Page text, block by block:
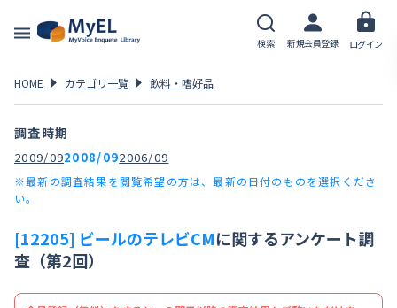
検索 新規会員登録 ログイン
HOME カテゴリ一覧 飲料・嗜好品
調査時期
2009/092008/092006/09
※最新の調査結果を閲覧希望の方は、最新の日付のものを選択くださ
い。
[12205] ビールのテレビCMに関するアンケート調
査（第2回）